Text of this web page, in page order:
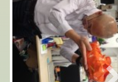
2016年03月31日
弁当事件の結末